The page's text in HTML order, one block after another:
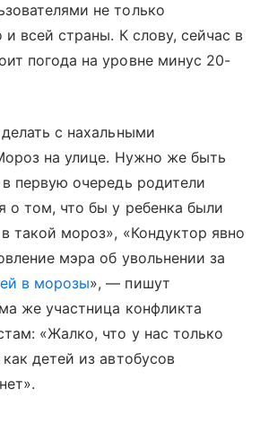
не только
всей страны. К слову, сейчас в
погода на уровне минус 20-
с нахальными
на улице. Нужно же быть
первую очередь родители
о том, что бы у ребенка были
такой мороз», «Кондуктор явно
мэра об увольнении за
в морозы», — пишут
же участница конфликта
«Жалко, что у нас только
детей из автобусов